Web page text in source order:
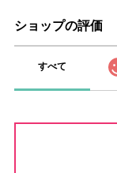
ショップの評価
すべて